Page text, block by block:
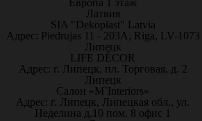
Европа 1 этаж
Латвия
SIA "Dekoplast" Latvia
Адрес: Piedrujas 11 - 203A, Riga, LV-1073
Липецк
LIFE DÉCOR
Адрес: г. Липецк, пл. Торговая, д. 2
Липецк
Салон «M`Interiors»
Адрес: г. Липецк, Липецкая обл., ул.
Неделина д.10 пом. 8 офис 1